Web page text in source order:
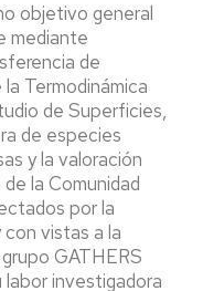
objetivo general
mediante
de
Termodinámica
de Superficies,
de especies
y la valoración
la Comunidad
por la
vistas a la
GATHERS
labor investigadora